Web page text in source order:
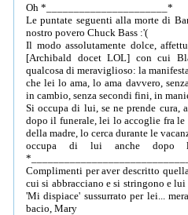
Oh *______________________*
Le puntate seguenti alla morte di
nostro povero Chuck Bass :'(
Il modo assolutamente dolce,
[Archibald docet LOL] con cui
qualcosa di meraviglioso: la
che lei lo ama, lo ama davvero,
in cambio, senza secondi fini, in
Si occupa di lui, se ne prende cura,
dopo il funerale, lei lo accoglie fra
della madre, lo cerca durante le
occupa di lui anche dopo
Complimenti per aver descritto
cui si abbracciano e si stringono e
'Mi dispiace' sussurrato per lei...
bacio, Mary